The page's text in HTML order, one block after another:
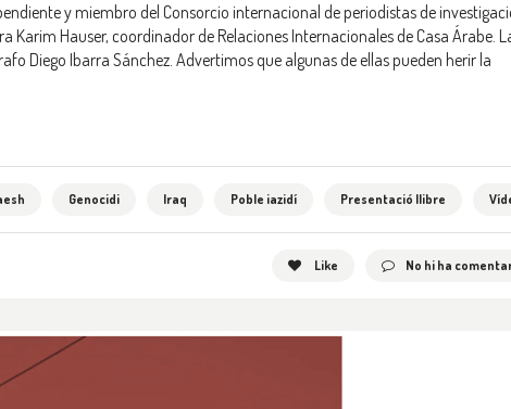
y miembro del Consorcio internacional de periodistas de
Karim Hauser, coordinador de Relaciones Internacionales de Casa Árabe.
Diego Ibarra Sánchez. Advertimos que algunas de ellas pueden herir la
Genocidi Iraq Poble iazidí Presentació llibre
Like No hi ha